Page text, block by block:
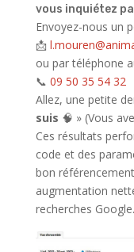
vous inquiétez
Envoyez-nous un
📩
ou par téléphone
📞 09 50 35 54 32
Allez, une petite
suis 🧠 » (Vous
Ces résultats
code et des
bon
augmentation
recherches Google.